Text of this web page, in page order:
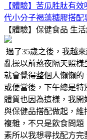
【體驗】苦瓜胜肽有
代小分子褐藻糖膠搭
【體驗】保健食品 生
過了35歲之後，我越
亂操以前熬夜隔天照樣
就會覺得整個人懶懶
或便當後，下午總是特
體質也因為這樣，我
與保健品搭配做起，
複雜，不只是飲食問題
素所以我想尋找配方完